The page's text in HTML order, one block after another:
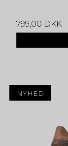
799,00 DKK
NYHED